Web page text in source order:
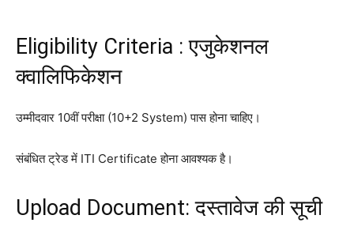
Eligibility Criteria : एजुकेशनल
क्वालिफिकेशन
उम्मीदवार 10वीं परीक्षा (10+2 System) पास होना चाहिए।
संबंधित ट्रेड में ITI Certificate होना आवश्यक है।
Upload Document: दस्तावेज की सूची